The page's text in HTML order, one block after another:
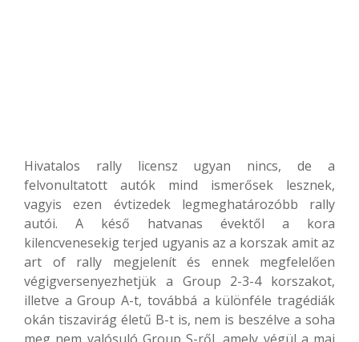
Hivatalos rally licensz ugyan nincs, de a
felvonultatott autók mind ismerősek lesznek,
vagyis ezen évtizedek legmeghatározóbb rally
autói. A késő hatvanas évektől a kora
kilencvenesekig terjed ugyanis az a korszak amit az
art of rally megjelenít és ennek megfelelően
végigversenyezhetjük a Group 2-3-4 korszakot,
illetve a Group A-t, továbbá a különféle tragédiák
okán tiszavirág életű B-t is, nem is beszélve a soha